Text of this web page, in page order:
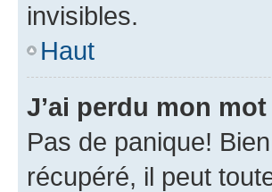
invisibles.
Haut
J’ai perdu mon
Pas de panique!
récupéré, il peut